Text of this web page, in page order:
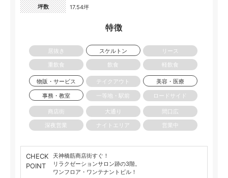
坪数 17.54坪
特徴
居抜き スケルトン
リース
重飲食
飲食 軽飲食
物販・サービス テイクアウト
美容・医療
事務・教室
一等地・駅前 ロードサイド
商店街 大通り
間口広
深夜営業
ナイトエリア 営業中
CHECK
POINT
天神橋筋商店街すぐ！
リラクゼーションサロン跡の3階。
ワンフロア・ワンテナントビル！